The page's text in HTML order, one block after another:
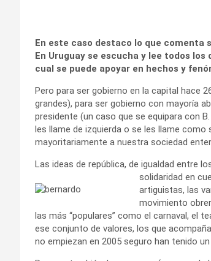
En este caso destaco lo que
En Uruguay se escucha y lee todos
cual se puede apoyar en hechos y
Pero para ser gobierno en la capital hace
grandes), para ser gobierno con mayoría
presidente (un caso que se equipara con
les llame de izquierda o se les llame como
mayoritariamente a nuestra sociedad
Las ideas de república, de igualdad entre
solidaridad en
artiguistas, las
movimiento
las más “populares” como el carnaval, el
ese conjunto de valores, los que
no empiezan en 2005 seguro han tenido